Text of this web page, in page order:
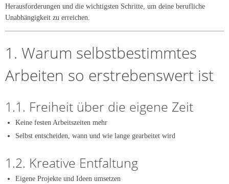
Herausforderungen und die wichtigsten Schritte, um deine berufliche
Unabhängigkeit zu erreichen.
1. Warum selbstbestimmtes
Arbeiten so erstrebenswert ist
1.1. Freiheit über die eigene Zeit
Keine festen Arbeitszeiten mehr
Selbst entscheiden, wann und wie lange gearbeitet wird
1.2. Kreative Entfaltung
Eigene Projekte und Ideen umsetzen